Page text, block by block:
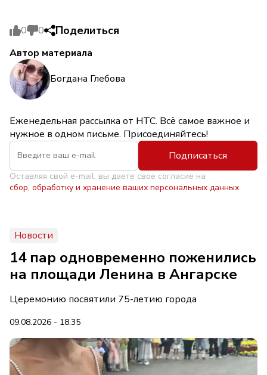
0 0 Поделиться
Автор материала
Богдана Глебова
Еженедельная рассылка от НТС. Всё самое важное и
нужное в одном письме. Присоединяйтесь!
Подписаться
Оставляя свой e-mail, вы даете свое согласие на
сбор, обработку и хранение ваших персональных данных
Новости
14 пар одновременно поженились
на площади Ленина в Ангарске
Церемонию посвятили 75-летию города
09.08.2026 - 18:35